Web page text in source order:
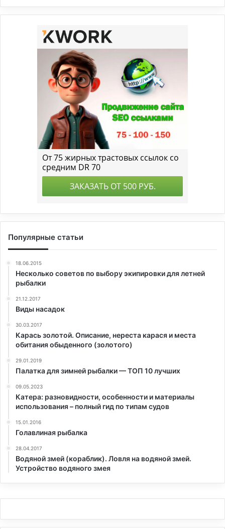
Популярные статьи
18.06.2015
Несколько советов по выбору экипировки для летней
рыбалки
21.12.2017
Виды насадок
30.03.2017
Карась золотой. Описание, нереста карася и места
обитания обыденного (золотого)
29.01.2019
Палатка для зимней рыбалки — ТОП 10 лучших
09.05.2023
Катера: разновидности, особенности и материалы
использования – полный гид по типам судов
15.01.2016
Голавлиная рыбалка
28.04.2017
Водяной змей (кораблик). Ловля на водяной змей.
Устройство водяного змея